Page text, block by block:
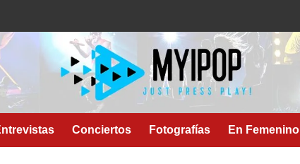
Conciertos Fotografías En Femenino